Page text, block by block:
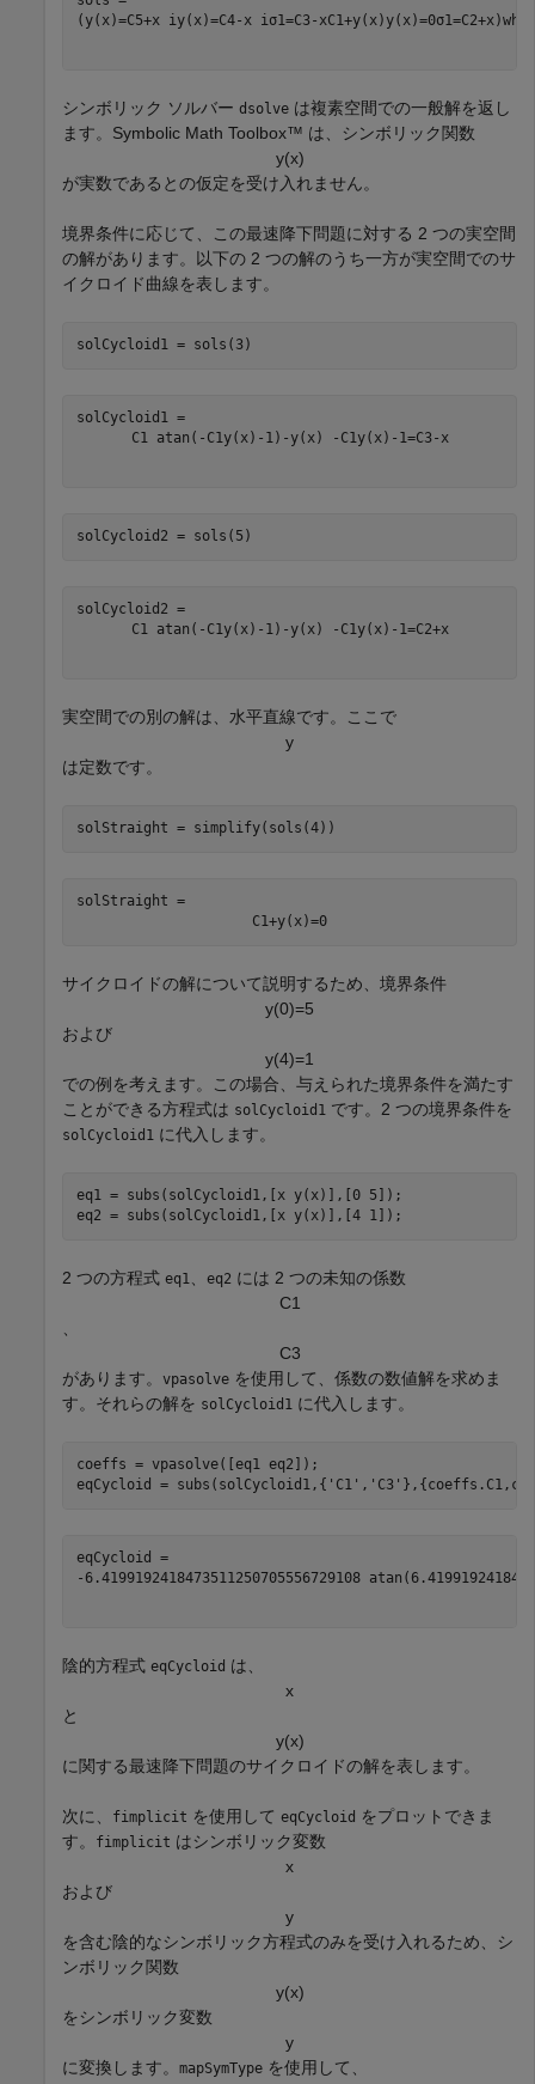
( y( x)=C5+x iy( x)=C4- x iσ1=C3- xC1+y( x) y( x)=0σ1=C2+x)
シンボリック ソルバー dsolve は複素空間での一般解を返し
ます。Symbolic Math Toolbox™ は、シンボリック関数
y(x)
が実数であるとの仮定を受け入れません。
境界条件に応じて、この最速降下問題に対する 2 つの実空間
の解があります。以下の 2 つの解のうち一方が実空間でのサ
イクロイド曲線を表します。
solCycloid1 = sols(3)
C1 atan ( - C1y( x) - 1) - y( x) - C1y( x) - 1=C3- x
solCycloid2 = sols(5)
C1 atan ( - C1y( x) - 1) - y( x) - C1y( x) - 1=C2+x
実空間での別の解は、水平直線です。ここで
y
は定数です。
solStraight = simplify(sols(4))
solStraight =
C1+y( x)=0
サイクロイドの解について説明するため、境界条件
y(0)=5
および
y(4)=1
での例を考えます。この場合、与えられた境界条件を満たす
ことができる方程式は solCycloid1 です。2 つの境界条件を
solCycloid1 に代入します。
eq1 = subs(solCycloid1,[x y(x)],[0 5]);
eq2 = subs(solCycloid1,[x y(x)],[4 1]);
2 つの方程式 eq1 eq2 には 2 つの未知の係数
C1
C3
があります。 vpasolve を使用して、係数の数値解を求めま
す。それらの解を solCycloid1 に代入します。
coeffs = vpasolve([eq1 eq2]);
eqCycloid = subs(solCycloid1,{ 'C1' , 'C3'
- 6.4199192418473511250705556729108 atan (
陰的方程式 eqCycloid は、
x
と
y(x)
に関する最速降下問題のサイクロイドの解を表します。
次に、 fimplicit を使用して eqCycloid をプロットできま
す。
fimplicit はシンボリック変数
x
および
y
を含む陰的なシンボリック方程式のみを受け入れるため、シ
ンボリック関数
y(x)
をシンボリック変数
y
に変換します。 mapSymType を使用して、